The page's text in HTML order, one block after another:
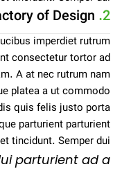
2.
imperdiet rutrum
consectetur tortor ad
A at nec rutrum nam
platea a ut commodo
quis felis justo porta
parturient parturient
tincidunt. Semper dui.
parturient ad a